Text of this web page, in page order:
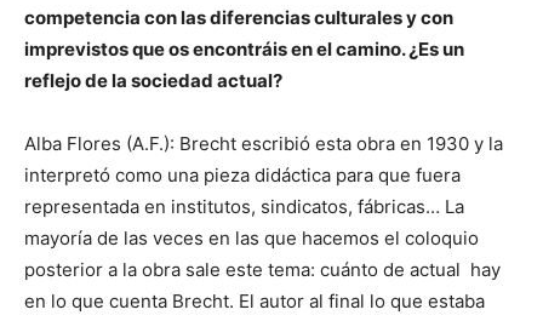
competencia con las diferencias culturales y con
imprevistos que os encontráis en el camino. ¿Es un
reflejo de la sociedad actual?
Alba Flores (A.F.): Brecht escribió esta obra en 1930 y la
interpretó como una pieza didáctica para que fuera
representada en institutos, sindicatos, fábricas… La
mayoría de las veces en las que hacemos el coloquio
posterior a la obra sale este tema: cuánto de actual hay
en lo que cuenta Brecht. El autor al final lo que estaba